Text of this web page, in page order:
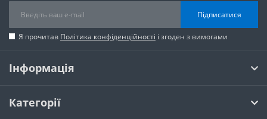
Підписатися
Я прочитав Політика конфіденційності і згоден з вимогами
Інформація
Категорії